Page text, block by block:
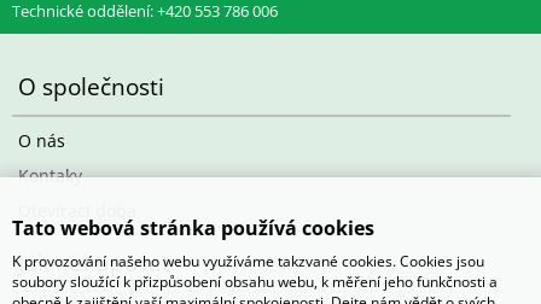
Technické oddělení: +420 553 786 006
O společnosti
O nás
Kontaky
Jak nakupovat
Tato webová stránka používá cookies
K provozování našeho webu využíváme takzvané cookies. Cookies jsou
soubory sloužící k přizpůsobení obsahu webu, k měření jeho funkčnosti a